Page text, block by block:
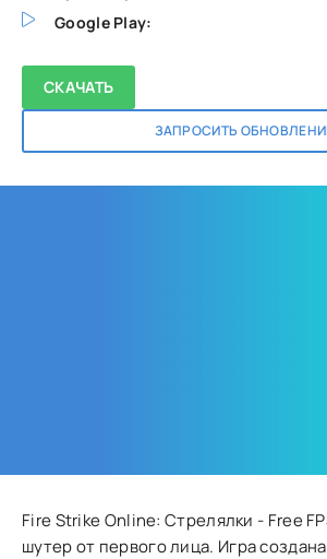
Google Play:
СКАЧАТЬ
ЗАПРОСИТЬ
Fire Strike Online: Стрелялки - Free
шутер от первого лица. Игра